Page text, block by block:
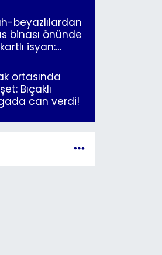
beyazlılardan
binası önünde
isyan:
ortasında
Bıçaklı
can verdi!